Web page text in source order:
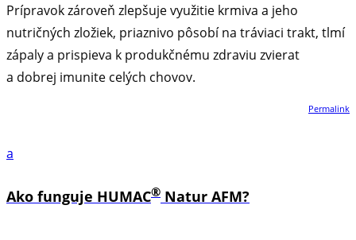
Prípravok zároveň zlepšuje využitie krmiva a jeho
nutričných zložiek, priaznivo pôsobí na tráviaci trakt, tlmí
zápaly a prispieva k produkčnému zdraviu zvierat
a dobrej imunite celých chovov.
Permalink
a
Ako funguje HUMAC® Natur AFM?